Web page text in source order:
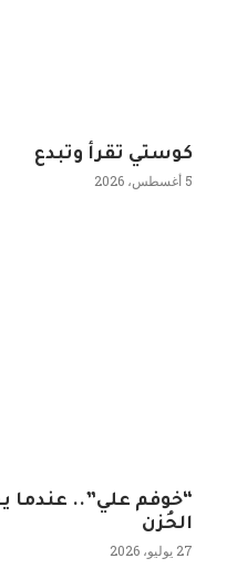
كوستي تقرأ وتبدع
5 أغسطس، 2026
“خوفم علي”.. عندما
الحُزن
27 يوليو، 2026